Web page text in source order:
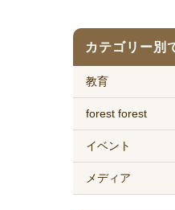
カテゴリー別
教育
forest forest
イベント
メディア